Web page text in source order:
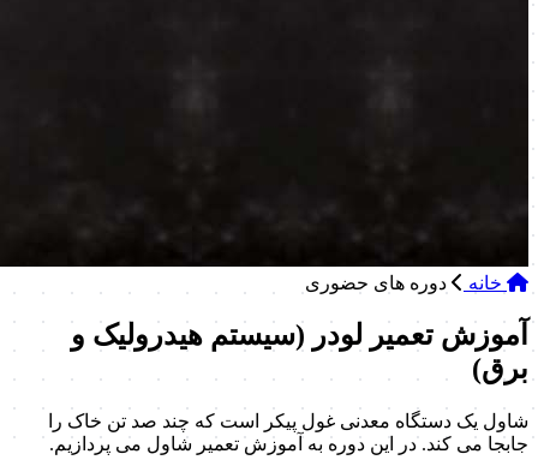
خانه دوره های حضوری
آموزش تعمیر لودر (سیستم هیدرولیک و
برق)
شاول یک دستگاه معدنی غول پیکر است که چند صد تن خاک را
جابجا می کند. در این دوره به آموزش تعمیر شاول می پردازیم.